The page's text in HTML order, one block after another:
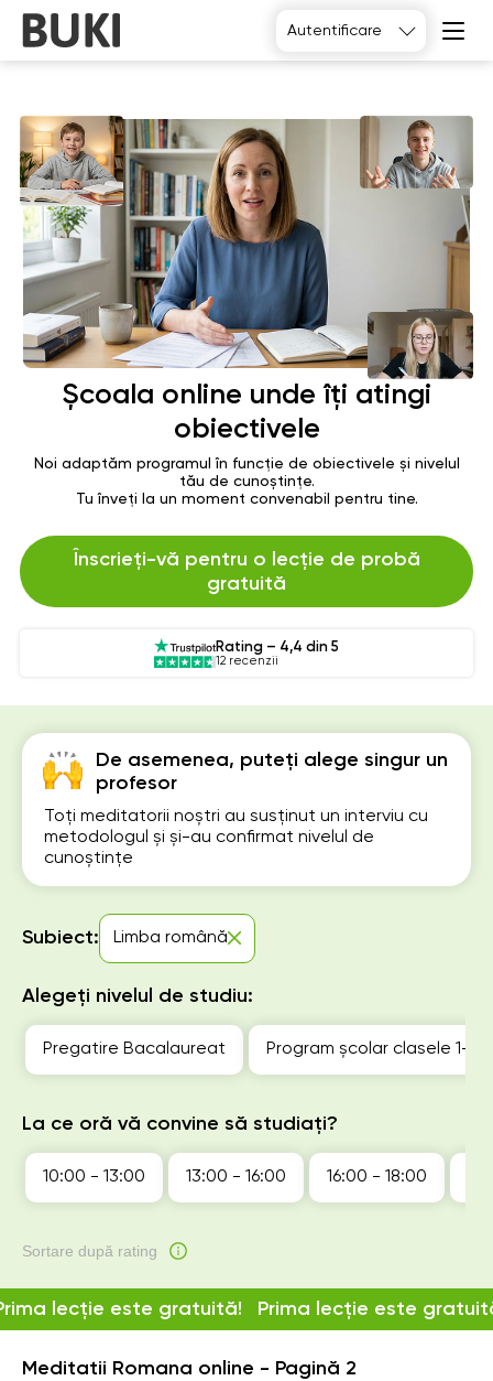
Autentificare
Meditatii Romana online - Pagină 2
lecție este gratuită! Prima lecție este
De asemenea, puteți alege singur un
profesor
Toți meditatorii noștri au susținut un interviu cu
metodologul și și-au confirmat nivelul de
cunoștințe
Subiect: Limba română
Alegeți nivelul de studiu:
Pregatire Bacalaureat Program școlar clasele 1-4
La ce oră vă convine să studiați?
10:00 - 13:00 13:00 - 16:00 16:00 - 18:00
Sortare după rating
Școala online unde îți atingi
obiectivele
Noi adaptăm programul în funcție de obiectivele și nivelul
tău de cunoștințe.
Tu înveți la un moment convenabil pentru tine.
Înscrieți-vă pentru o lecție de probă
gratuită
Rating – 4,4 din 5
12 recenzii
Alegeți